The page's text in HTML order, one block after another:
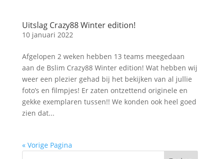
Uitslag Crazy88 Winter edition!
10 januari 2022
Afgelopen 2 weken hebben 13 teams meegedaan
aan de Bslim Crazy88 Winter edition! Wat hebben wij
weer een plezier gehad bij het bekijken van al jullie
foto’s en filmpjes! Er zaten ontzettend originele en
gekke exemplaren tussen!! We konden ook heel goed
zien dat...
« Vorige Pagina